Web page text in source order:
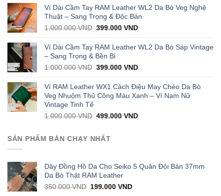
was:
1.000.000 VND.
is:
429.000 VND.
Ví Dài Cầm Tay RAM Leather WL2 Da Bò Veg Nghệ
Thuật – Sang Trọng & Độc Bản
1.000.000VND Original
was:
1.000.000 VND.
399.000VNDCurrent
is:
Ví Dài Cầm Tay RAM Leather WL2 Da Bò Sáp Vintage
– Sang Trọng & Bền Bỉ
1.000.000VND Original
was:
1.000.000 VND.
399.000VNDCurrent
is:
399.000 VND.
Ví RAM Leather WX1 Cách Điệu May Chéo Da Bò
Veg Nhuộm Thủ Công Màu Xanh – Ví Nam Nữ
Vintage Tinh Tế
1.000.000VND Original
was:
1.000.000 VND.
499.000VNDCurrent
SẢN PHẨM BÁN CHẠY NHẤT
Dây Đồng Hồ Da Cho Seiko 5 Quân Đội Bản 37mm
Da Bò Thật RAM Leather
350.000VND Original
199.000VNDCurrent